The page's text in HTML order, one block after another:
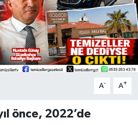
A- A+
önce, 2022’de